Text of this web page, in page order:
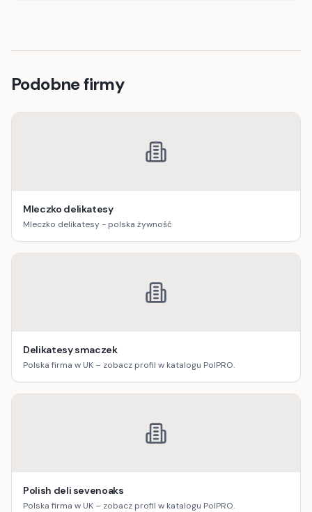
Podobne firmy
Mleczko delikatesy
Mleczko delikatesy - polska żywność
Delikatesy smaczek
Polska firma w UK – zobacz profil w katalogu PolPRO.
Polish deli sevenoaks
Polska firma w UK – zobacz profil w katalogu PolPRO.